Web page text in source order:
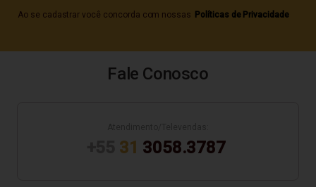
Ao se cadastrar você concorda com nossas Políticas de Privacidade
Fale Conosco
31 3058.3787